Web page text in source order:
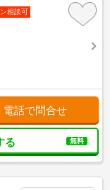
相談可
電話で問合せ
る 無料